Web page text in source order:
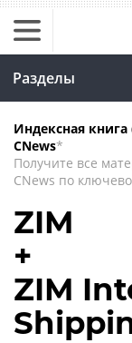
Разделы
Индексная книга
CNews*
Получите все
CNews по
ZIM
+
ZIM